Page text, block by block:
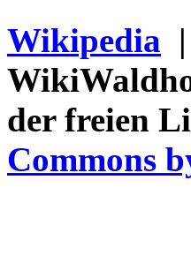
Wikipedia |
der freien
Commons